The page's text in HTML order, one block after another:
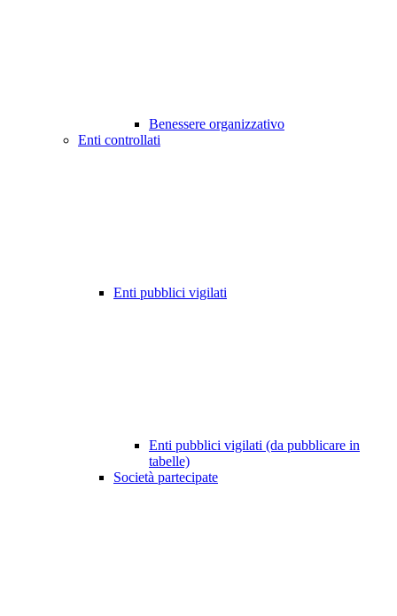
Benessere organizzativo
Enti controllati
Enti pubblici vigilati
Enti pubblici vigilati (da pubblicare in
tabelle)
Società partecipate